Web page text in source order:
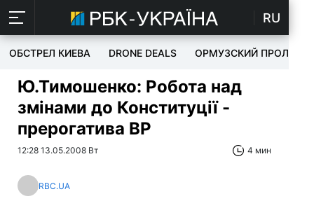
RU
ОБСТРЕЛ КИЕВА DRONE DEALS ОРМУЗСКИЙ ПРОЛИВ
Ю.Тимошенко: Робота над
змінами до Конституції -
прерогатива ВР
12:28 13.05.2008 Вт 4 мин
RBC.UA